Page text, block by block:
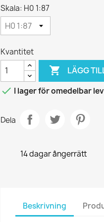
Skala: H0 1:87
Kvantitet
 LÄGG
 I lager för omedelbar
Dela
14 dagar ångerrätt
Beskrivning